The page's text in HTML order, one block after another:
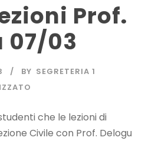
Prof.
07/03
BY SEGRETERIA 1
che le lezioni di
Civile con Prof. Delogu